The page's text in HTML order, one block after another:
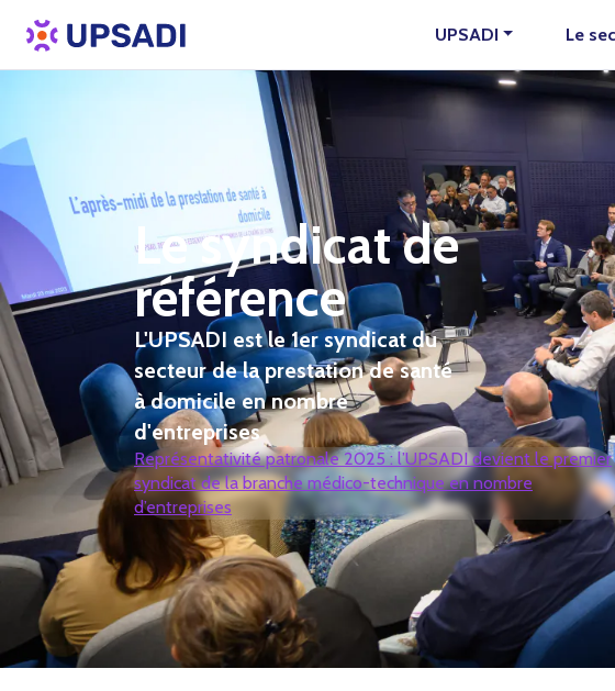
UPSADI Le
Le syndicat de
référence
L'UPSADI est le 1er syndicat du
secteur de la prestation de santé
à domicile en nombre
d'entreprises
Représentativité patronale 2025 : l’UPSADI devient le premier
syndicat de la branche médico-technique en nombre
d’entreprises